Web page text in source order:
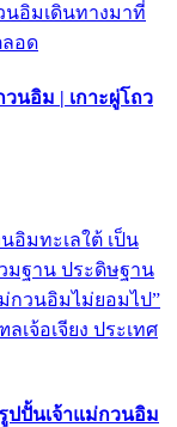
นอิมเดินทางมาที่
ลอด
นอิม | เกาะผู่โถว
อิมทะเลใต้ เป็น
มฐาน ประดิษฐาน
กวนอิมไม่ยอมไป”
เจ้อเจียง ประเทศ
ปปั้นเจ้าแม่กวนอิม